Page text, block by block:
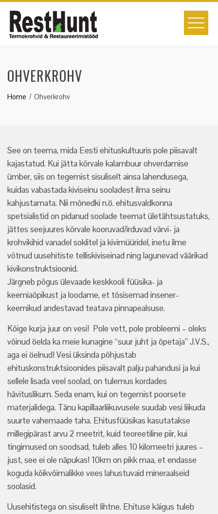
content
OHVERKROHV
Home Ohverkrohv
See on teema, mida Eesti ehituskultuuris pole piisavalt
kajastatud. Kui jätta kõrvale kalambuur ohverdamise
ümber, siis on tegemist sisuliselt ainsa lahendusega,
kuidas vabastada kiviseinu sooladest ilma seinu
kahjustamata. Nii mõnedki n.ö. ehitusvaldkonna
spetsialistid on pidanud soolade teemat ületähtsustatuks,
jättes seejuures kõrvale kooruvad/irduvad värvi- ja
krohvikihid vanadel soklitel ja kivimüüridel, inetu ilme
võtnud uusehitiste telliskiviseinad ning lagunevad väärikad
kivikonstruktsioonid.
Järgneb põgus ülevaade keskkooli füüsika- ja
keemiaõpikust ja loodame, et tõsisemad insener-
keemikud andestavad teatava pinnapealsuse.
Kõige kurja juur on vesi! Pole vett, pole probleemi – oleks
võinud öelda ka meie kunagine “suur juht ja õpetaja” J.V.S.,
aga ei öelnud! Vesi üksinda põhjustab
ehituskonstruktsioonides piisavalt palju pahandusi ja kui
sellele lisada veel soolad, on tulemus kordades
hävituslikum. Seda enam, kui on tegemist poorsete
materjalidega. Tänu kapillaarliikuvusele suudab vesi liikuda
suurte vahemaade taha. Ehitusfüüsikas kasutatakse
millegipärast arvu 2 meetrit, kuid teoreetiline piir, kui
tingimused on soodsad, tuleb alles 10 kilomeetri juures –
just, see ei ole näpukas! 10km on pikk maa, et endasse
koguda kõikvõimalikke vees lahustuvaid mineraalseid
soolasid.
Uusehitistega on sisuliselt lihtne. Ehituse käigus tuleb